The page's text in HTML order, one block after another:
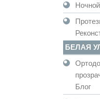
БЕЛАЯ
Блог